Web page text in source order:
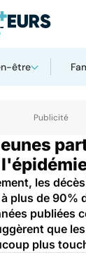
être
les
plus de 90%
publiées
que
plus